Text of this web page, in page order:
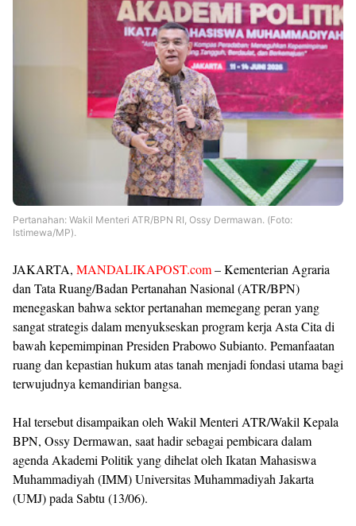
Pertanahan: Wakil Menteri ATR/BPN RI, Ossy Dermawan. (Foto:
Istimewa/MP).
JAKARTA, MANDALIKAPOST.com– Kementerian Agraria
dan Tata Ruang/Badan Pertanahan Nasional (ATR/BPN)
menegaskan bahwa sektor pertanahan memegang peran yang
sangat strategis dalam menyukseskan program kerja Asta Cita di
bawah kepemimpinan Presiden Prabowo Subianto. Pemanfaatan
ruang dan kepastian hukum atas tanah menjadi fondasi utama bagi
terwujudnya kemandirian bangsa.
Hal tersebut disampaikan oleh Wakil Menteri ATR/Wakil Kepala
BPN, Ossy Dermawan, saat hadir sebagai pembicara dalam
agenda Akademi Politik yang dihelat oleh Ikatan Mahasiswa
Muhammadiyah (IMM) Universitas Muhammadiyah Jakarta
(UMJ) pada Sabtu (13/06).